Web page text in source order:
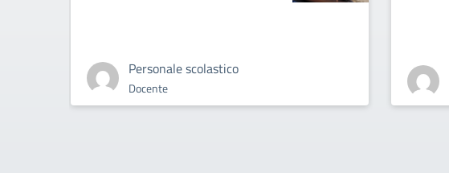
Personale scolastico
Docente